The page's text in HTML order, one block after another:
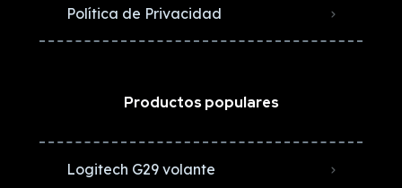
Política de Privacidad
Productos populares
Logitech G29 volante